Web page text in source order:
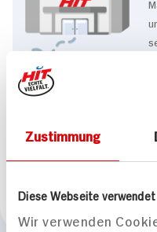
Zustimmung
Diese Webseite
Wir verwenden
Marke
Milka